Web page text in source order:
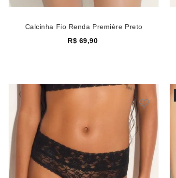
Calcinha Fio Renda Première Preto
R$ 69,90